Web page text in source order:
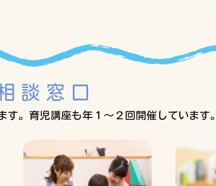
談窓口
す。 育児講座も年１～２回開催しています。